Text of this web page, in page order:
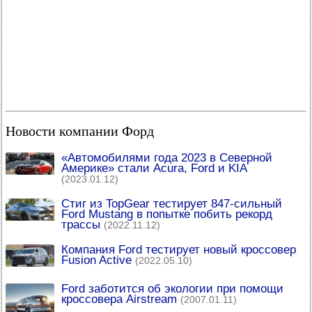
Новости компании Форд
«Автомобилями года 2023 в Северной
Америке» стали Acura, Ford и KIA
(2023.01.12)
Стиг из TopGear тестирует 847-сильный
Ford Mustang в попытке побить рекорд
трассы (2022.11.12)
Компания Ford тестирует новый кроссовер
Fusion Active (2022.05.10)
Ford заботится об экологии при помощи
кроссовера Airstream (2007.01.11)